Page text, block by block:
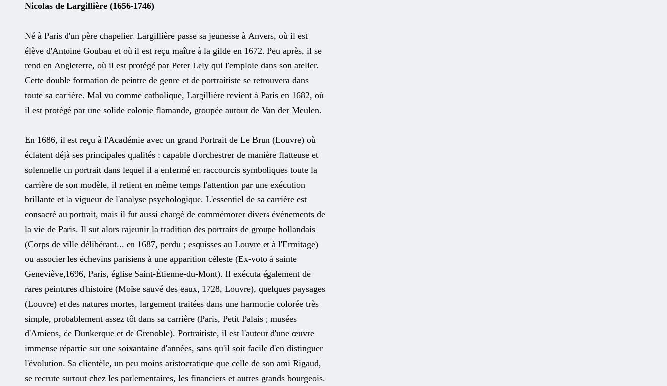
Nicolas de Largillière (1656-1746)
Né à Paris d'un père chapelier, Largillière passe sa jeunesse à Anvers, où il est
élève d'Antoine Goubau et où il est reçu maître à la gilde en 1672. Peu après, il se
rend en Angleterre, où il est protégé par Peter Lely qui l'emploie dans son atelier.
Cette double formation de peintre de genre et de portraitiste se retrouvera dans
toute sa carrière. Mal vu comme catholique, Largillière revient à Paris en 1682, où
il est protégé par une solide colonie flamande, groupée autour de Van der Meulen.
En 1686, il est reçu à l'Académie avec un grand Portrait de Le Brun (Louvre) où
éclatent déjà ses principales qualités : capable d'orchestrer de manière flatteuse et
solennelle un portrait dans lequel il a enfermé en raccourcis symboliques toute la
carrière de son modèle, il retient en même temps l'attention par une exécution
brillante et la vigueur de l'analyse psychologique. L'essentiel de sa carrière est
consacré au portrait, mais il fut aussi chargé de commémorer divers événements de
la vie de Paris. Il sut alors rajeunir la tradition des portraits de groupe hollandais
(Corps de ville délibérant... en 1687, perdu ; esquisses au Louvre et à l'Ermitage)
ou associer les échevins parisiens à une apparition céleste (Ex-voto à sainte
Geneviève,1696, Paris, église Saint-Étienne-du-Mont). Il exécuta également de
rares peintures d'histoire (Moïse sauvé des eaux, 1728, Louvre), quelques paysages
(Louvre) et des natures mortes, largement traitées dans une harmonie colorée très
simple, probablement assez tôt dans sa carrière (Paris, Petit Palais ; musées
d'Amiens, de Dunkerque et de Grenoble). Portraitiste, il est l'auteur d'une œuvre
immense répartie sur une soixantaine d'années, sans qu'il soit facile d'en distinguer
l'évolution. Sa clientèle, un peu moins aristocratique que celle de son ami Rigaud,
se recrute surtout chez les parlementaires, les financiers et autres grands bourgeois.